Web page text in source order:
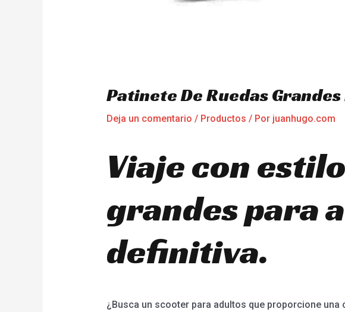
Patinete De Ruedas
Deja un comentario / Productos / Por juanhugo.com
Viaje con
grandes para
definitiva.
¿Busca un scooter para adultos que proporcione